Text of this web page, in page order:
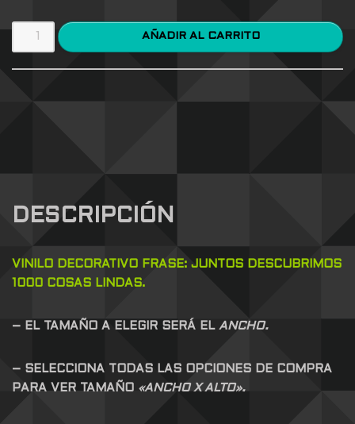
AÑADIR AL CARRITO
DESCRIPCIÓN
VINILO DECORATIVO FRASE: JUNTOS DESCUBRIMOS
1000 COSAS LINDAS.
– EL TAMAÑO A ELEGIR SERÁ EL ANCHO.
– SELECCIONA TODAS LAS OPCIONES DE COMPRA
PARA VER TAMAÑO «ANCHO X ALTO».